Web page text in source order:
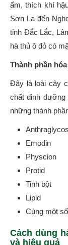
ẩm, thích khí
Sơn La đến
tỉnh Đắc Lắc,
hà thủ ô đỏ có
Thành phần
Đây là loài cây
chất dinh
những thành
Emodin
Physcion
Protid
Tinh bột
Lipid
Cùng một
Cách dùng
và hiệu quả